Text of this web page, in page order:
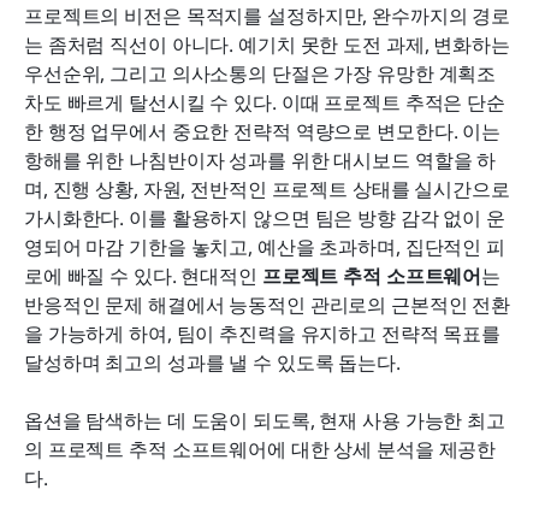
프로젝트의 비전은 목적지를 설정하지만, 완수까지의 경로
는 좀처럼 직선이 아니다. 예기치 못한 도전 과제, 변화하는
우선순위, 그리고 의사소통의 단절은 가장 유망한 계획조
차도 빠르게 탈선시킬 수 있다. 이때 프로젝트 추적은 단순
한 행정 업무에서 중요한 전략적 역량으로 변모한다. 이는
항해를 위한 나침반이자 성과를 위한 대시보드 역할을 하
며, 진행 상황, 자원, 전반적인 프로젝트 상태를 실시간으로
가시화한다. 이를 활용하지 않으면 팀은 방향 감각 없이 운
영되어 마감 기한을 놓치고, 예산을 초과하며, 집단적인 피
로에 빠질 수 있다. 현대적인 프로젝트 추적 소프트웨어는
반응적인 문제 해결에서 능동적인 관리로의 근본적인 전환
을 가능하게 하여, 팀이 추진력을 유지하고 전략적 목표를
달성하며 최고의 성과를 낼 수 있도록 돕는다.
옵션을 탐색하는 데 도움이 되도록, 현재 사용 가능한 최고
의 프로젝트 추적 소프트웨어에 대한 상세 분석을 제공한
다.
현대 프로젝트 추적 소프트웨어의 필수 기능
올바른 프로젝트 추적 도구를 선택하는 안내서
원활한 프로젝트 추적을 위한 모범 사례
결론
자주 묻는 질문
관련 읽기